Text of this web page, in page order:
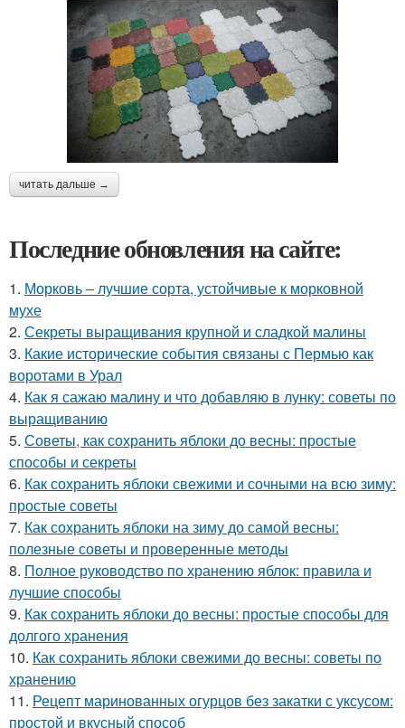
читать дальше →
Последние обновления на сайте:
1. Морковь – лучшие сорта, устойчивые к морковной
мухе
2. Секреты выращивания крупной и сладкой малины
3. Какие исторические события связаны с Пермью как
воротами в Урал
4. Как я сажаю малину и что добавляю в лунку: советы по
выращиванию
5. Советы, как сохранить яблоки до весны: простые
способы и секреты
6. Как сохранить яблоки свежими и сочными на всю зиму:
простые советы
7. Как сохранить яблоки на зиму до самой весны:
полезные советы и проверенные методы
8. Полное руководство по хранению яблок: правила и
лучшие способы
9. Как сохранить яблоки до весны: простые способы для
долгого хранения
10. Как сохранить яблоки свежими до весны: советы по
хранению
11. Рецепт маринованных огурцов без закатки с уксусом:
простой и вкусный способ